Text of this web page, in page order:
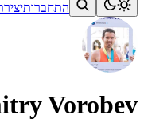
התחברות
Vorobev